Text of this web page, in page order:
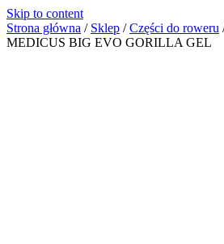
Skip to content
Strona główna / Sklep / Części do roweru
MEDICUS BIG EVO GORILLA GEL